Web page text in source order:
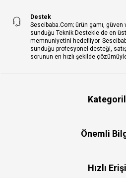
Destek
Sescibaba.Com; ürün gamı, güven
sunduğu Teknik Destekle de en
memnuniyetini hedefliyor.
sunduğu profesyonel desteği,
sorunun en hızlı şekilde
Önemli
Hızlı